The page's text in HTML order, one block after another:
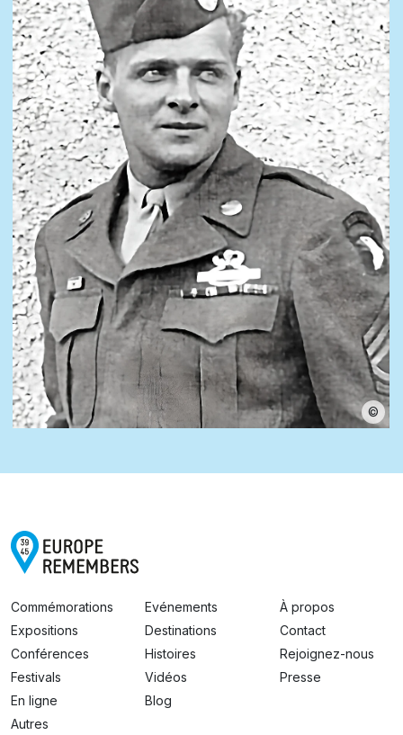
©
Commémorations
Expositions
Conférences
Festivals
En ligne
Autres
Evénements
Destinations
Histoires
Vidéos
Blog
À propos
Contact
Rejoignez-nous
Presse